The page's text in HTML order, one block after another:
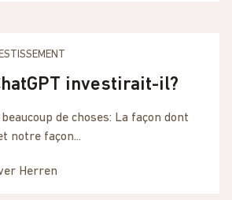
investirait-il?
de choses: La façon dont
notre façon...
Herren